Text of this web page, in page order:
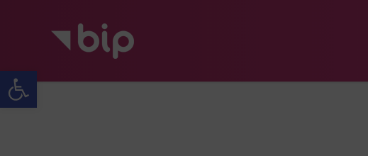
Open toolbar